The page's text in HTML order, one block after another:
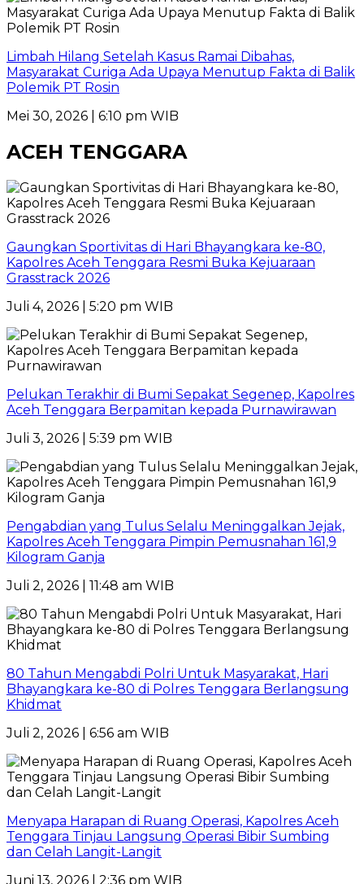
Limbah Hilang Setelah Kasus Ramai Dibahas,
Masyarakat Curiga Ada Upaya Menutup Fakta di Balik
Polemik PT Rosin
Mei 30, 2026 | 6:10 pm WIB
ACEH TENGGARA
Gaungkan Sportivitas di Hari Bhayangkara ke-80,
Kapolres Aceh Tenggara Resmi Buka Kejuaraan
Grasstrack 2026
Juli 4, 2026 | 5:20 pm WIB
Pelukan Terakhir di Bumi Sepakat Segenep, Kapolres
Aceh Tenggara Berpamitan kepada Purnawirawan
Juli 3, 2026 | 5:39 pm WIB
Pengabdian yang Tulus Selalu Meninggalkan Jejak,
Kapolres Aceh Tenggara Pimpin Pemusnahan 161,9
Kilogram Ganja
Juli 2, 2026 | 11:48 am WIB
80 Tahun Mengabdi Polri Untuk Masyarakat, Hari
Bhayangkara ke-80 di Polres Tenggara Berlangsung
Khidmat
Juli 2, 2026 | 6:56 am WIB
Menyapa Harapan di Ruang Operasi, Kapolres Aceh
Tenggara Tinjau Langsung Operasi Bibir Sumbing
dan Celah Langit-Langit
Juni 13, 2026 | 2:36 pm WIB